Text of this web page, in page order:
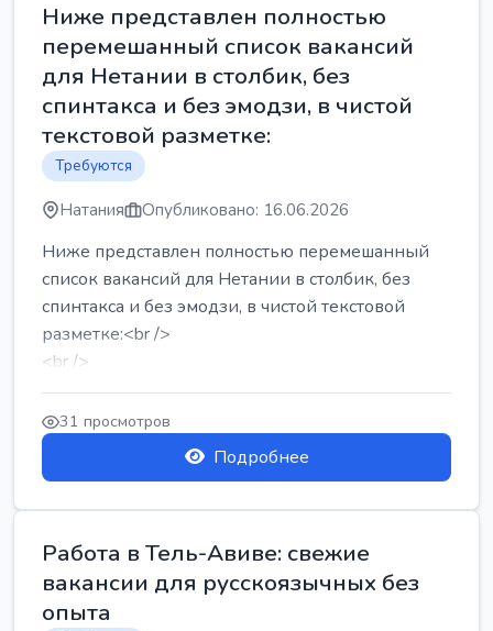
Ниже представлен полностью
перемешанный список вакансий
для Нетании в столбик, без
спинтакса и без эмодзи, в чистой
текстовой разметке:
Требуются
Натания Опубликовано: 16.06.2026
Ниже представлен полностью перемешанный
список вакансий для Нетании в столбик, без
спинтакса и без эмодзи, в чистой текстовой
разметке:<br />
<br />
Работа в Нетании на мебельном производстве:
требу...
31 просмотров
Подробнее
Работа в Тель-Авиве: свежие
вакансии для русскоязычных без
опыта